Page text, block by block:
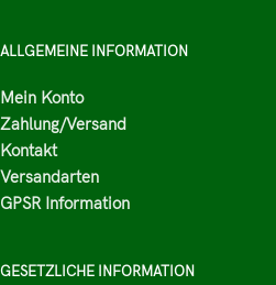
ALLGEMEINE INFORMATION
Mein Konto
Zahlung/Versand
Kontakt
Versandarten
GPSR Information
GESETZLICHE INFORMATION